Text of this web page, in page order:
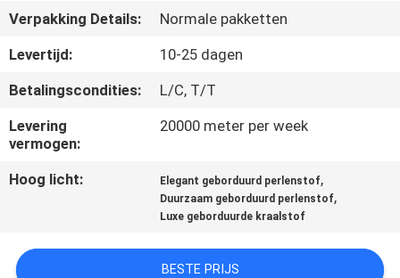
EEN
OFFERTE
AAN
SITEMAP
PRIVACYBELEID
Verpakking Details:
Normale pakketten
Levertijd:
10-25 dagen
Betalingscondities:
L/C, T/T
Levering
vermogen:
20000 meter per week
Hoog licht: Elegant geborduurd perlenstof,
Duurzaam geborduurd perlenstof,
Luxe geborduurde kraalstof
BESTE PRIJS